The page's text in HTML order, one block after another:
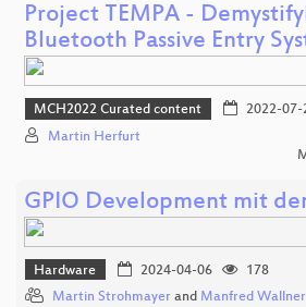
Project TEMPA -
Bluetooth Passive Entry
MCH2022 Curated content 2022-07-
Martin Herfurt
GPIO Development mit
Hardware 2024-04-06
178
Martin Strohmayer and Manfred Wallner